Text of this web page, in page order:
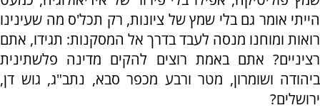
הייתי אומר גם בלי שמץ של ציונות, רק תכל'ס מה שעינינו
רואות ומוחנו מנסה לעבד בדרך אל המסקנות: תגידו, אתם
רציניים? אתם באמת רוצים להקים מדינה פלשתינית
ביהודה ושומרון, מטר ורבע מכפר סבא, נתב"ג, גוש דן,
ירושלים?